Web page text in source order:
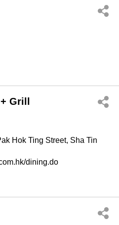
Grill
Hok Ting Street, Sha Tin
dining.do